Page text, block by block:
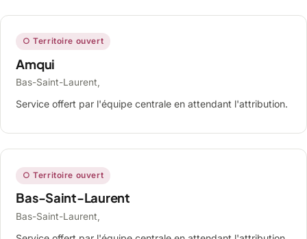
○ Territoire ouvert
Amqui
Bas-Saint-Laurent,
Service offert par l'équipe centrale en attendant l'attribution.
○ Territoire ouvert
Bas-Saint-Laurent
Bas-Saint-Laurent,